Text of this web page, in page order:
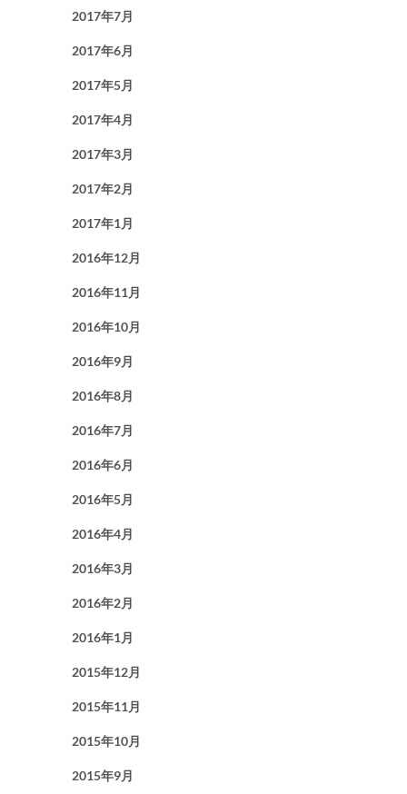
2017年7月
2017年6月
2017年5月
2017年4月
2017年3月
2017年2月
2017年1月
2016年12月
2016年11月
2016年10月
2016年9月
2016年8月
2016年7月
2016年6月
2016年5月
2016年4月
2016年3月
2016年2月
2016年1月
2015年12月
2015年11月
2015年10月
2015年9月